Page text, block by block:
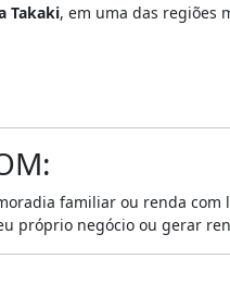
Takaki, em uma das regiões
familiar ou renda com
próprio negócio ou gerar